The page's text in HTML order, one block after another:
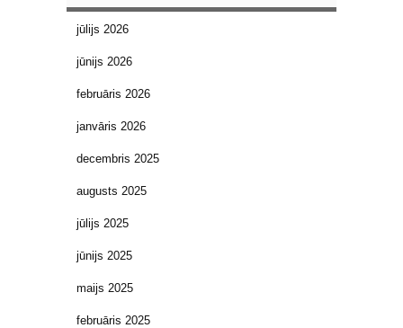
jūlijs 2026
jūnijs 2026
februāris 2026
janvāris 2026
decembris 2025
augusts 2025
jūlijs 2025
jūnijs 2025
maijs 2025
februāris 2025